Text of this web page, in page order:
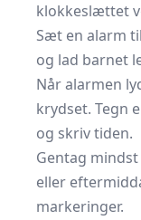
klokkeslættet
Sæt en alarm
og lad barnet
Når alarmen
krydset. Tegn
og skriv tiden.
Gentag
eller
markeringer.